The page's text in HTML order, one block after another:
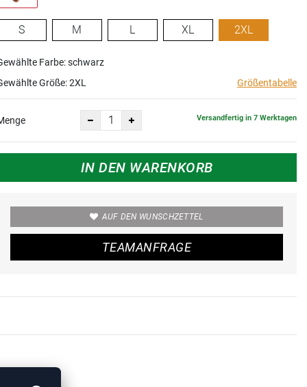
S M L XL 2XL
Farbe: schwarz
Größe:2XL Größentabelle
Versandfertig in 7 Werktagen
IN DEN WARENKORB
AUF DEN WUNSCHZETTEL
TEAMANFRAGE